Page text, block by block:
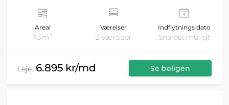
Areal
43m2
Værelser
2 værelser
Indflytnings dato
Snarest muligt
Leje: 6.895 kr/md Se boligen